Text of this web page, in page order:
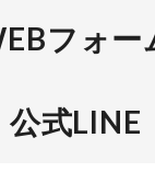
フォー
公式LINE